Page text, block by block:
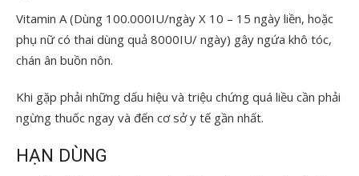
Vitamin A (Dùng 100.000IU/ngày X 10 – 15 ngày liền, hoặc
phụ nữ có thai dùng quả 8000IU/ ngày) gây ngứa khô tóc,
chán ân buồn nôn.
Khi gặp phải những dấu hiệu và triệu chứng quá liều cần phải
ngừng thuốc ngay và đến cơ sở y tế gần nhất.
HẠN DÙNG